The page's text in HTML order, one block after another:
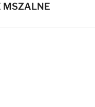
MSZALNE